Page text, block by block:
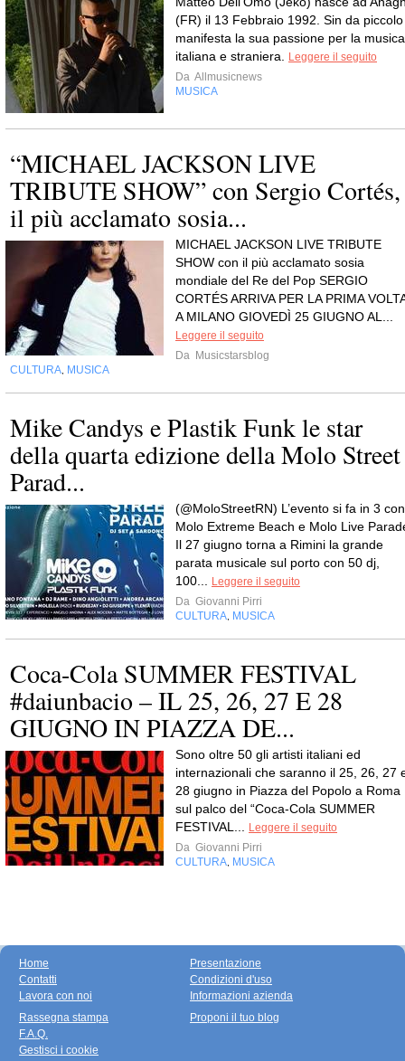
(FR) il 13 Febbraio 1992. Sin da piccolo
manifesta la sua passione per la musica
italiana e straniera.
Leggere il seguito
Da Allmusicnews
MUSICA
“MICHAEL JACKSON LIVE
TRIBUTE SHOW” con Sergio Cortés,
il più acclamato sosia...
MICHAEL JACKSON LIVE TRIBUTE
SHOW con il più acclamato sosia
mondiale del Re del Pop SERGIO
CORTÉS ARRIVA PER LA PRIMA
A MILANO GIOVEDÌ 25 GIUGNO AL...
Leggere il seguito
Da Musicstarsblog
CULTURA MUSICA
Mike Candys e Plastik Funk le star
della quarta edizione della Molo Street
Parad...
(@MoloStreetRN) L’evento si fa in 3 con
Molo Extreme Beach e Molo Live
Il 27 giugno torna a Rimini la grande
parata musicale sul porto con 50 dj,
100...
Leggere il seguito
Da Giovanni Pirri
CULTURA MUSICA
Coca-Cola SUMMER FESTIVAL
#daiunbacio – IL 25, 26, 27 E 28
GIUGNO IN PIAZZA DE...
Sono oltre 50 gli artisti italiani ed
internazionali che saranno il 25, 26, 27
28 giugno in Piazza del Popolo a Roma
sul palco del “Coca-Cola SUMMER
FESTIVAL...
Leggere il seguito
Da Giovanni Pirri
CULTURA MUSICA
Home
Contatti
Lavora con noi
Presentazione
Condizioni d'uso
Informazioni azienda
Rassegna stampa
F.A.Q.
Gestisci i cookie
Proponi il tuo blog